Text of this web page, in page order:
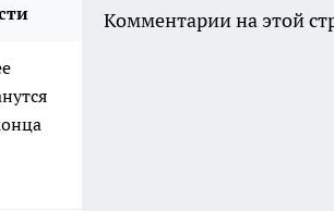
Комментарии на этой